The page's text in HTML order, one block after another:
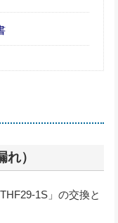
）
1S」の交換と